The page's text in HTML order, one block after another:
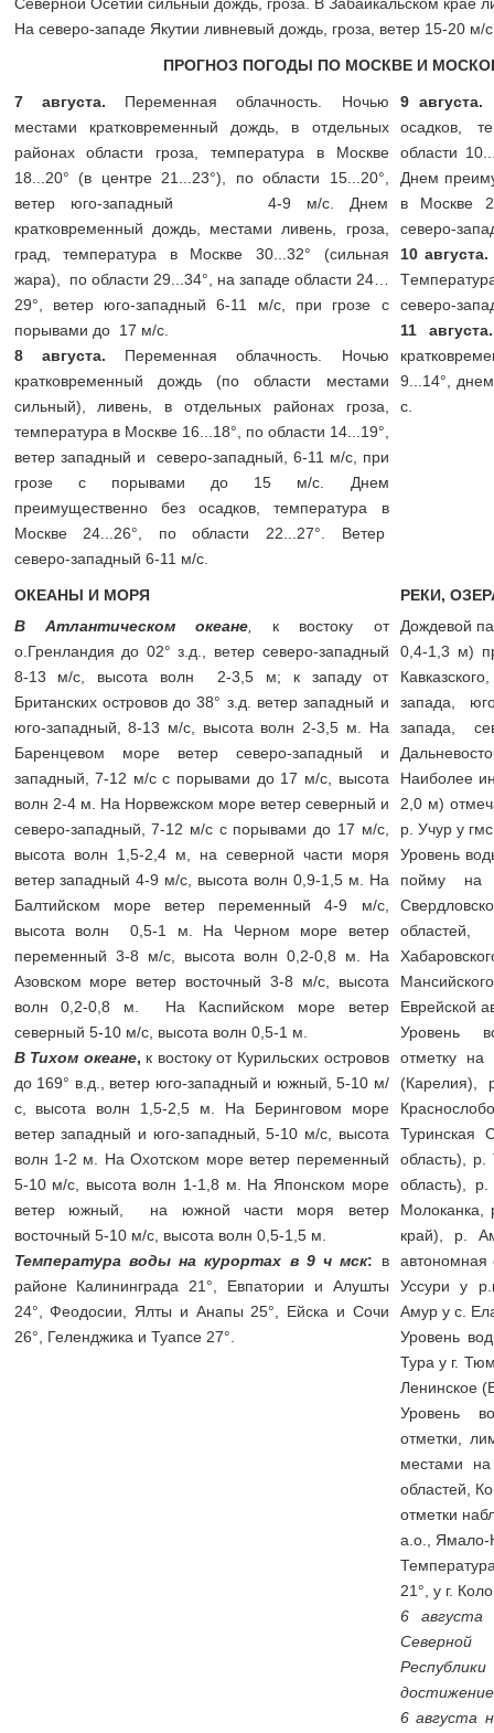
На северо-западе Якутии ливневый дождь, гроза, ветер 15-20 м/
ПРОГНОЗ ПОГОДЫ ПО МОСКВЕ И
7 августа. Переменная облачность. Ночью
местами кратковременный дождь, в отдельных
районах области гроза, температура в Москве
18...20° (в центре 21...23°), по области 15...20°,
ветер юго-западный 4-9 м/с. Днем
кратковременный дождь, местами ливень, гроза,
град, температура в Москве 30...32° (сильная
жара), по области 29...34°, на западе области 24…
29°, ветер юго-западный 6-11 м/с, при грозе с
порывами до 17 м/с.
8 августа. Переменная облачность. Ночью
кратковременный дождь (по области местами
сильный), ливень, в отдельных районах гроза,
температура в Москве 16...18°, по области 14...19°,
ветер западный и северо-западный, 6-11 м/с, при
грозе с порывами до 15 м/с. Днем
преимущественно без осадков, температура в
Москве 24...26°, по области 22...27°. Ветер
северо-западный 6-11 м/с.
9 августа.
осадков,
области
Днем
в Москве
северо-
10
северо-
11
9...14°,
с.
ОКЕАНЫ И МОРЯ
В Атлантическом океане,
к востоку от
о.Гренландия до 02° з.д., ветер северо-западный
8-13 м/с, высота волн 2-3,5 м; к западу от
Британских островов до 38° з.д. ветер западный и
юго-западный, 8-13 м/с, высота волн 2-3,5 м. На
Баренцевом море ветер северо-западный и
западный, 7-12 м/с с порывами до 17 м/с, высота
волн 2-4 м. На Норвежском море ветер северный и
северо-западный, 7-12 м/с с порывами до 17 м/с,
высота волн 1,5-2,4 м, на северной части моря
ветер западный 4-9 м/с, высота волн 0,9-1,5 м. На
Балтийском море ветер переменный 4-9 м/с,
высота волн 0,5-1 м. На Черном море ветер
переменный 3-8 м/с, высота волн 0,2-0,8 м. На
Азовском море ветер восточный 3-8 м/с, высота
волн 0,2-0,8 м. На Каспийском море ветер
северный 5-10 м/с, высота волн 0,5-1 м.
В Тихом океане, к востоку от Курильских островов
до 169° в.д., ветер юго-западный и южный, 5-10 м/
с, высота волн 1,5-2,5 м. На Беринговом море
ветер западный и юго-западный, 5-10 м/с, высота
волн 1-2 м. На Охотском море ветер переменный
5-10 м/c, высота волн 1-1,8 м. На Японском море
ветер южный, на южной части моря ветер
восточный 5-10 м/с, высота волн 0,5-1,5 м.
Температура воды на курортах в 9 ч мск: в
районе Калининграда 21°, Евпатории и Алушты
24°, Феодосии, Ялты и Анапы 25°, Ейска и Сочи
26°, Геленджика и Туапсе 27°.
РЕКИ,
Дождевой
0,4-1,3 м)
запада,
запада,
Наиболее
2,0 м)
р. Учур у
Уровень
пойму на
Еврейской
Уровень
отметку
Туринская
область),
область),
Молоканка,
край), р.
автономная
Уссури у
Амур у с.
Уровень
Тура у г.
Ленинское
Уровень
отметки,
местами на
областей,
отметки
а.о., Ямало-
21°, у г.
6 августа
6 августа